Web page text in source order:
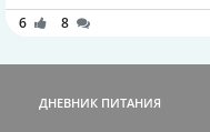
6 8
ДНЕВНИК ПИТАНИЯ